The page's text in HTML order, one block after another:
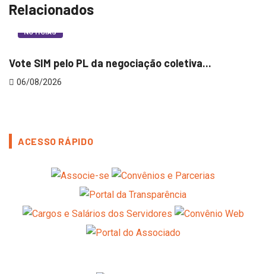
Relacionados
NOTÍCIAS
Vote SIM pelo PL da negociação coletiva...
06/08/2026
ACESSO RÁPIDO